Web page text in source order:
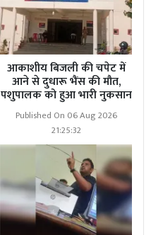
आकाशीय बिजली की चपेट में
आने से दुधारू भैंस की मौत,
पशुपालक को हुआ भारी नुकसान
Published On 06 Aug 2026
21:25:32